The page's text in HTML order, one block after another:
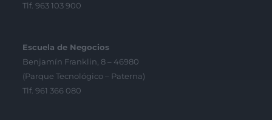
Tlf. 963 103 900
Escuela de Negocios
Benjamín Franklin, 8 – 46980
(Parque Tecnológico – Paterna)
Tlf. 961 366 080